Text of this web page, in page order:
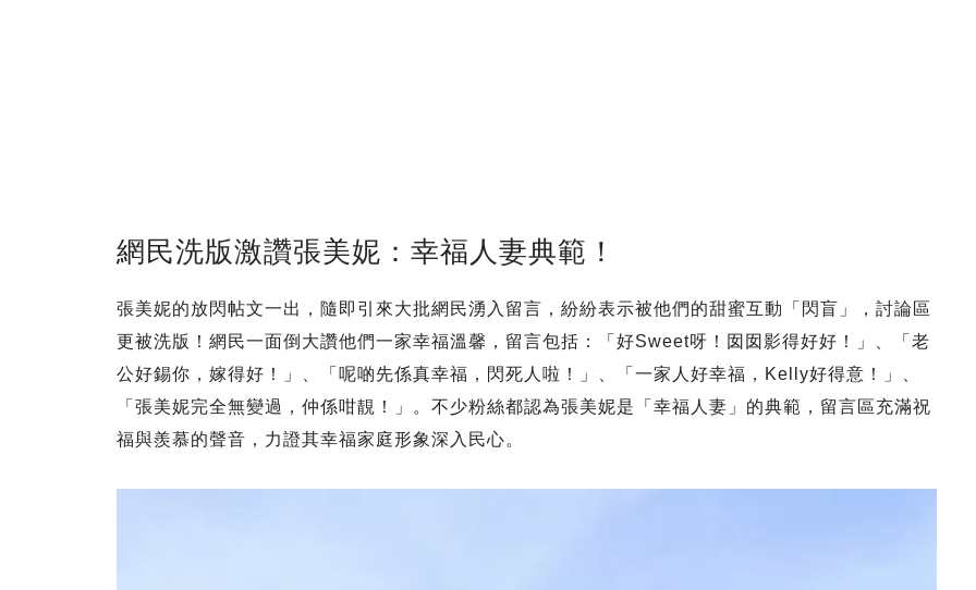
網民洗版激讚張美妮：幸福人妻典範！
張美妮的放閃帖文一出，隨即引來大批網民湧入留言，紛紛表示被他們的甜蜜互動「閃盲」，討論區
更被洗版！網民一面倒大讚他們一家幸福溫馨，留言包括：「好Sweet呀！囡囡影得好好！」、「老
公好錫你，嫁得好！」、「呢啲先係真幸福，閃死人啦！」、「一家人好幸福，Kelly好得意！」、
「張美妮完全無變過，仲係咁靚！」。不少粉絲都認為張美妮是「幸福人妻」的典範，留言區充滿祝
福與羨慕的聲音，力證其幸福家庭形象深入民心。